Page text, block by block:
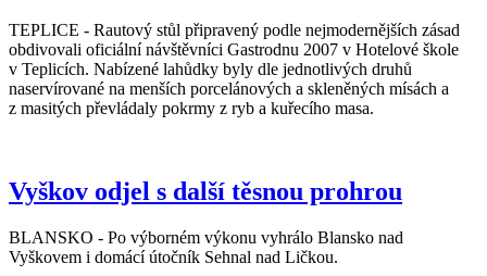
TEPLICE - Rautový stůl připravený podle nejmodernějších zásad
obdivovali oficiální návštěvníci Gastrodnu 2007 v Hotelové škole
v Teplicích. Nabízené lahůdky byly dle jednotlivých druhů
naservírované na menších porcelánových a skleněných mísách a
z masitých převládaly pokrmy z ryb a kuřecího masa.
Vyškov odjel s další těsnou prohrou
BLANSKO - Po výborném výkonu vyhrálo Blansko nad
Vyškovem i domácí útočník Sehnal nad Ličkou.